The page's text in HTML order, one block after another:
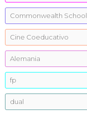
Commonwealth School
Cine Coeducativo
Alemania
fp
dual